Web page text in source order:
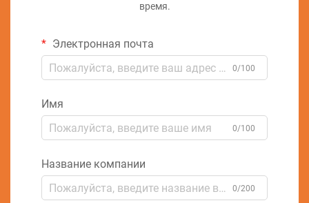
время.
Электронная почта
0/100
Имя
0/100
Название компании
0/200